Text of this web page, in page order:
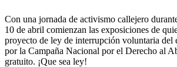
Con una jornada de activismo callejero
10 de abril comienzan las exposiciones de
proyecto de ley de interrupción voluntaria del
por la Campaña Nacional por el Derecho al
gratuito. ¡Que sea ley!